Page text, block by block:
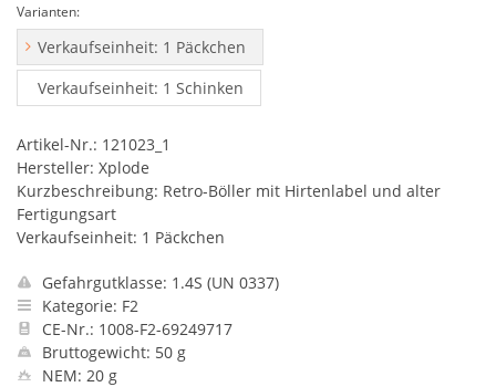
Varianten:
Verkaufseinheit: 1 Päckchen
Verkaufseinheit: 1 Schinken
Artikel-Nr.: 121023_1
Hersteller: Xplode
Kurzbeschreibung: Retro-Böller mit Hirtenlabel und alter
Fertigungsart
Verkaufseinheit: 1 Päckchen
Gefahrgutklasse: 1.4S (UN 0337)
Kategorie: F2
CE-Nr.: 1008-F2-69249717
Bruttogewicht: 50 g
NEM: 20 g